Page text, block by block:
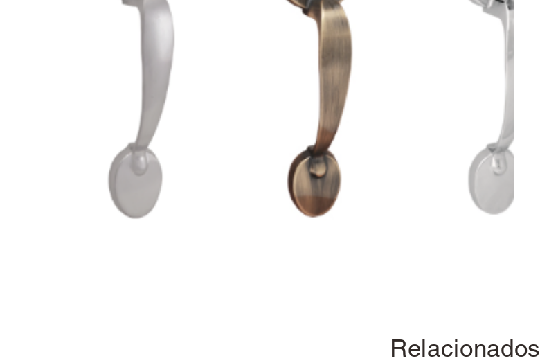
Relacionados